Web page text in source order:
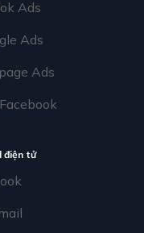
Ads
Ads
Ads
điện tử